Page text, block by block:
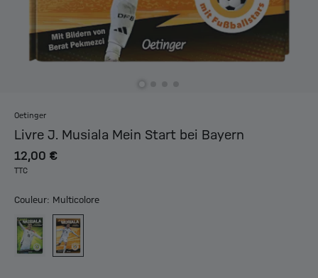
Oetinger
Livre J. Musiala Mein Start bei Bayern
12,00 €
TTC
Couleur: Multicolore